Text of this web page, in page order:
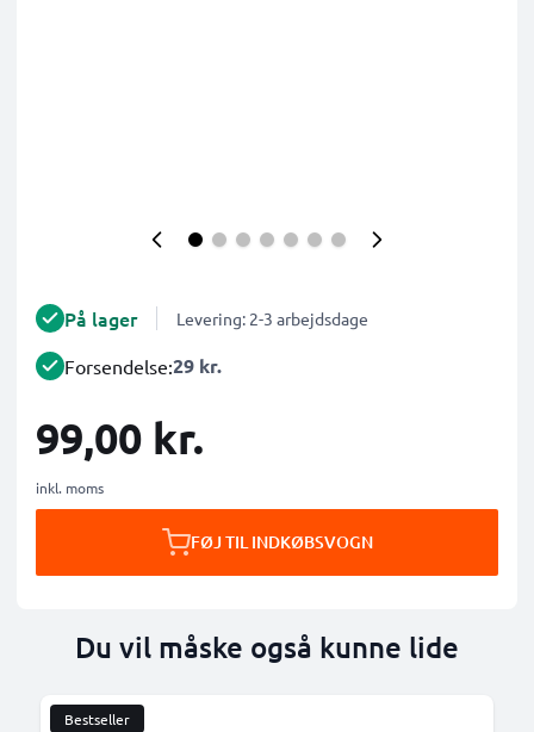
På lager Levering: 2-3 arbejdsdage
Forsendelse:29 kr.
99,00 kr.
inkl. moms
FØJ TIL INDKØBSVOGN
Du vil måske også kunne lide
Bestseller